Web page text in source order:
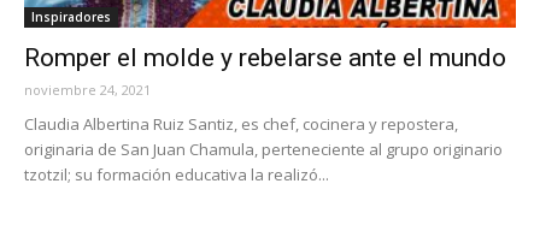
Inspiradores
Romper el molde y rebelarse ante el mundo
noviembre 24, 2021
Claudia Albertina Ruiz Santiz, es chef, cocinera y repostera,
originaria de San Juan Chamula, perteneciente al grupo originario
tzotzil; su formación educativa la realizó...